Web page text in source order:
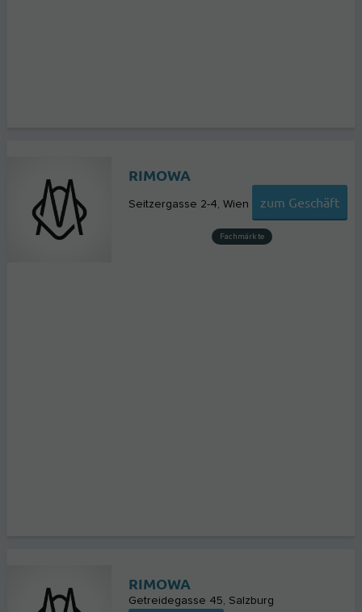
RIMOWA
Seitzergasse 2-4 Wien zum Geschäft
Fachmärkte
RIMOWA
Getreidegasse 45 Salzburg